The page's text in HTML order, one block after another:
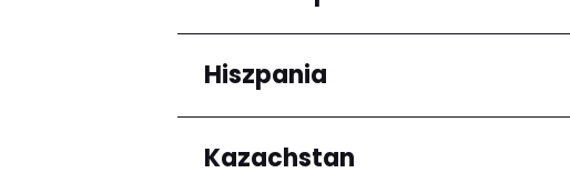
Arrondissement de Cayenne
Regiony
Grande-Terre
Hiszpania
Regiony
Kazachstan